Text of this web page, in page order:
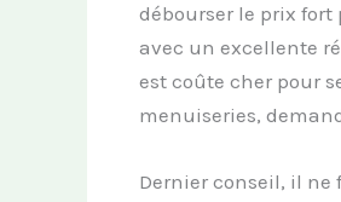
débourser le prix fort
avec un excellente
est coûte cher pour
menuiseries,
Dernier conseil, il